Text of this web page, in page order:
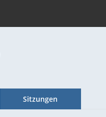
Sitzungen